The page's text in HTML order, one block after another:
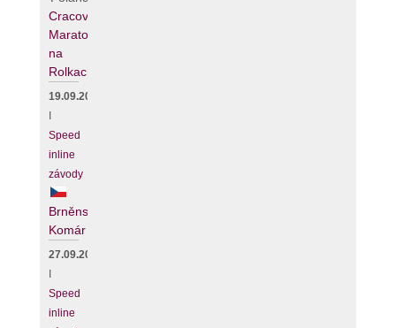
Cracovia
Maraton
na
Rolkach
19.09.2026
Speed
inline
závody
Brněnský
Komár
27.09.2026
Speed
inline